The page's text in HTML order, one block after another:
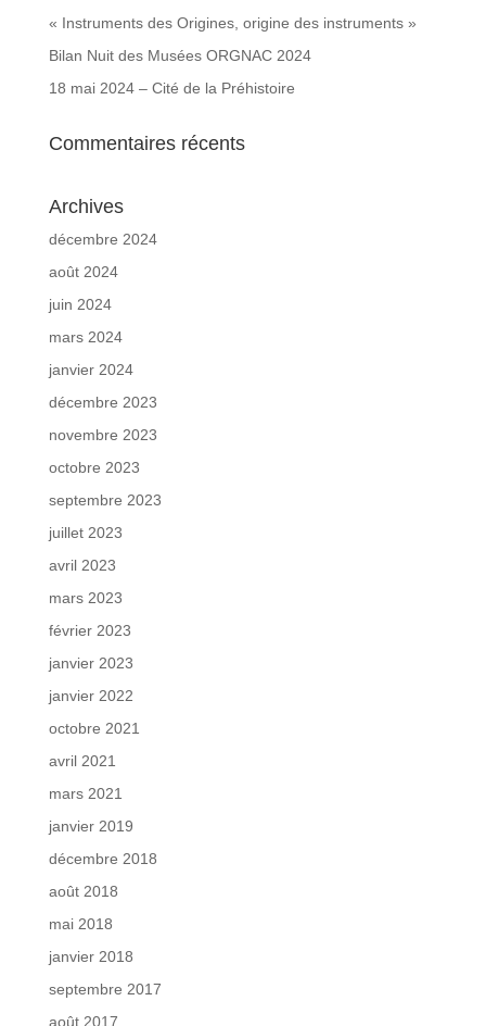
« Instruments des Origines, origine des instruments »
Bilan Nuit des Musées ORGNAC 2024
18 mai 2024 – Cité de la Préhistoire
Commentaires récents
Archives
décembre 2024
août 2024
juin 2024
mars 2024
janvier 2024
décembre 2023
novembre 2023
octobre 2023
septembre 2023
juillet 2023
avril 2023
mars 2023
février 2023
janvier 2023
janvier 2022
octobre 2021
avril 2021
mars 2021
janvier 2019
décembre 2018
août 2018
mai 2018
janvier 2018
septembre 2017
août 2017